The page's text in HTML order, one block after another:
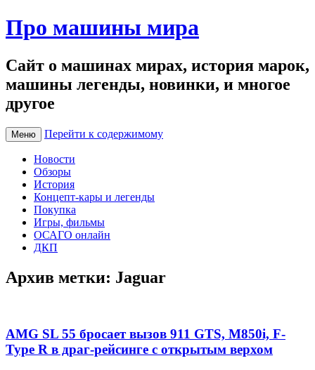
Про машины мира
Сайт о машинах мирах, история марок,
машины легенды, новинки, и многое
другое
Меню Перейти к содержимому
Новости
Обзоры
История
Концепт-кары и легенды
Покупка
Игры, фильмы
ОСАГО онлайн
ДКП
Архив метки: Jaguar
AMG SL 55 бросает вызов 911 GTS, M850i, F-
Type R в драг-рейсинге с открытым верхом